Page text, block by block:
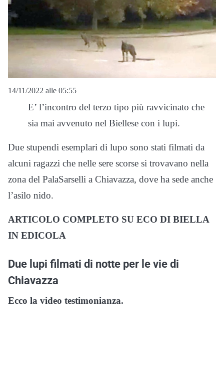
14/11/2022 alle 05:55
E’ l’incontro del terzo tipo più ravvicinato che
sia mai avvenuto nel Biellese con i lupi.
Due stupendi esemplari di lupo sono stati filmati da
alcuni ragazzi che nelle sere scorse si trovavano nella
zona del PalaSarselli a Chiavazza, dove ha sede anche
l’asilo nido.
ARTICOLO COMPLETO SU ECO DI BIELLA
IN EDICOLA
Due lupi filmati di notte per le vie di
Chiavazza
Ecco la video testimonianza.